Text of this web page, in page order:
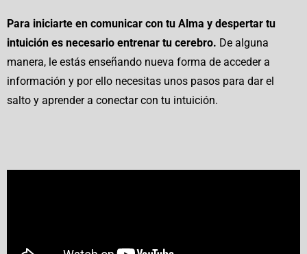
Para iniciarte en comunicar con tu Alma y despertar tu
intuición es necesario entrenar tu cerebro. De alguna
manera, le estás enseñando nueva forma de acceder a
información y por ello necesitas unos pasos para dar el
salto y aprender a conectar con tu intuición.